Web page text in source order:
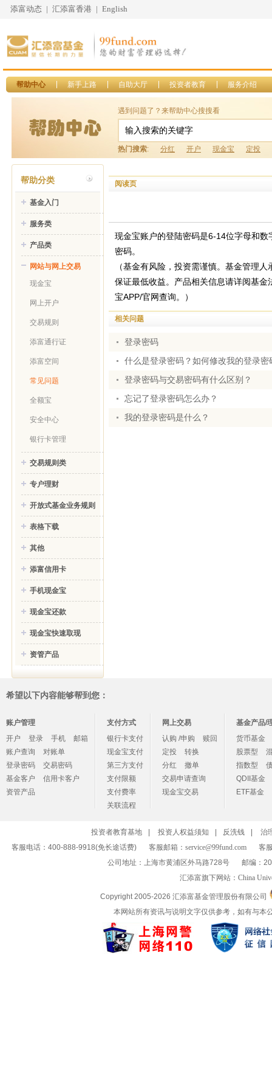
添富动态 | 汇添富香港 | English
帮助中心 新手上路 自助大厅 投资者教育 服务介绍
遇到问题了？来帮助中心搜搜看
热门搜索: 分红 开户 现金宝 定投
帮助分类
基金入门
服务类
产品类
网站与网上交易
现金宝
网上开户
交易规则
添富通行证
添富空间
常见问题
全额宝
安全中心
银行卡管理
交易规则类
专户理财
开放式基金业务规则
表格下载
其他
添富信用卡
手机现金宝
现金宝还款
现金宝快速取现
资管产品
阅读页
现金宝账户的登陆密码是6-14位字母和数
密码。
（基金有风险，投资需谨慎。基金管理
保证最低收益。产品相关信息请详阅基
宝APP/官网查询。）
相关问题
登录密码
什么是登录密码？如何修改我的登录密
登录密码与交易密码有什么区别？
忘记了登录密码怎么办？
我的登录密码是什么？
希望以下内容能够帮到您：
账户管理
开户
登录 手机
邮箱
账户查询
对账单
登录密码
交易密码
基金客户
信用卡客户
资管产品
支付方式
银行卡支付
现金宝支付
第三方支付
支付限额
支付费率
关联流程
网上交易
认购 /申购
赎回
定投
转换
分红
撤单
交易申请查询
现金宝交易
基金产品/
货币基金
股票型
指数型
QDII基金
ETF基金
投资者教育基地 投资人权益须知 反洗钱
治
客服电话：400-888-9918(免长途话费)
客服邮箱：service@99fund.com
客
公司地址：上海市黄浦区外马路728号
邮编：
汇添富旗下网站：China
Copyright 2005-2026 汇添富基金管理股份有限公司
本网站所有资讯与说明文字仅供参考，如有与本